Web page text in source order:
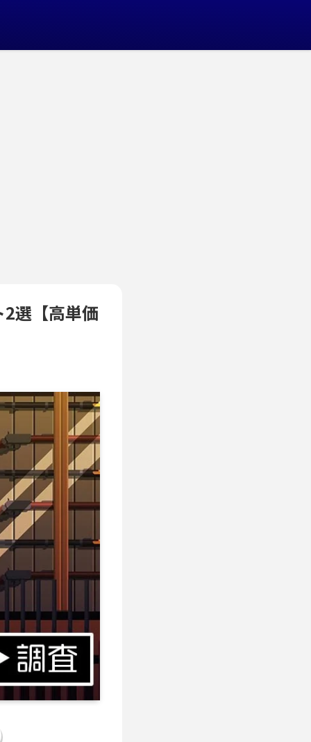
選【高単価